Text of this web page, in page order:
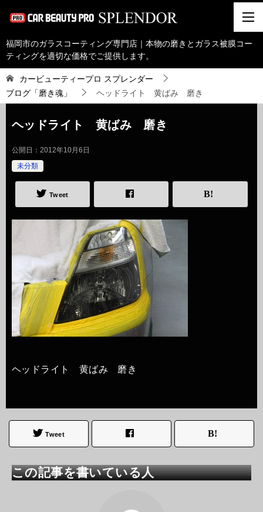
福岡市のガラスコーティング専門店｜本物の磨きとガラス被膜コー
ティングを適切な価格でご提供します。
カービューティープロ スプレンダー
ブログ「磨き魂」
ヘッドライト 黄ばみ 磨き
ヘッドライト 黄ばみ 磨き
公開日： 2012年10月6日
未分類
Tweet
ヘッドライト 黄ばみ 磨き
Tweet
この記事を書いている人